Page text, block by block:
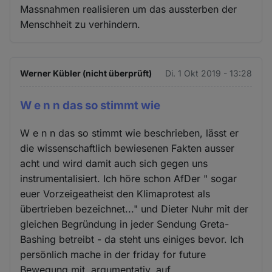
Massnahmen realisieren um das aussterben der
Menschheit zu verhindern.
Werner Kübler (nicht überprüft) Di. 1 Okt 2019 - 13:28
W e n n das so stimmt wie
W e n n das so stimmt wie beschrieben, lässt er
die wissenschaftlich bewiesenen Fakten ausser
acht und wird damit auch sich gegen uns
instrumentalisiert. Ich höre schon AfDer " sogar
euer Vorzeigeatheist den Klimaprotest als
übertrieben bezeichnet..." und Dieter Nuhr mit der
gleichen Begründung in jeder Sendung Greta-
Bashing betreibt - da steht uns einiges bevor. Ich
persönlich mache in der friday for future